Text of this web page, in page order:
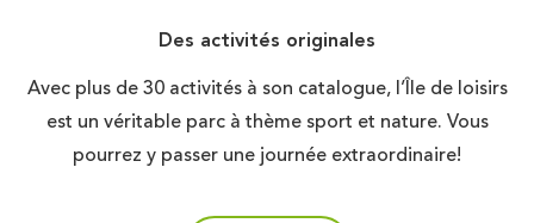
Des activités originales
Avec plus de 30 activités à son catalogue, l’Île de loisirs
est un véritable parc à thème sport et nature. Vous
pourrez y passer une journée extraordinaire!